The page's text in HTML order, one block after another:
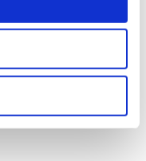
Kymmenen kuukauden
500,00€